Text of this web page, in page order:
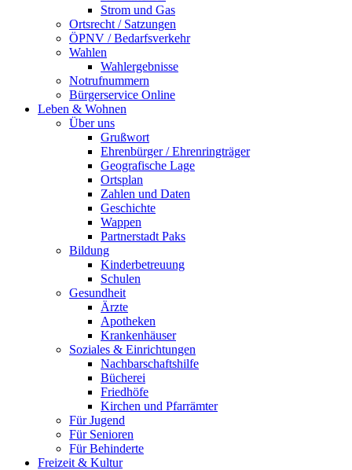
Strom und Gas
Ortsrecht / Satzungen
ÖPNV / Bedarfsverkehr
Wahlen
Wahlergebnisse
Notrufnummern
Bürgerservice Online
Leben & Wohnen
Über uns
Grußwort
Ehrenbürger / Ehrenringträger
Geografische Lage
Ortsplan
Zahlen und Daten
Geschichte
Wappen
Partnerstadt Paks
Bildung
Kinderbetreuung
Schulen
Gesundheit
Ärzte
Apotheken
Krankenhäuser
Soziales & Einrichtungen
Nachbarschaftshilfe
Bücherei
Friedhöfe
Kirchen und Pfarrämter
Für Jugend
Für Senioren
Für Behinderte
Freizeit & Kultur